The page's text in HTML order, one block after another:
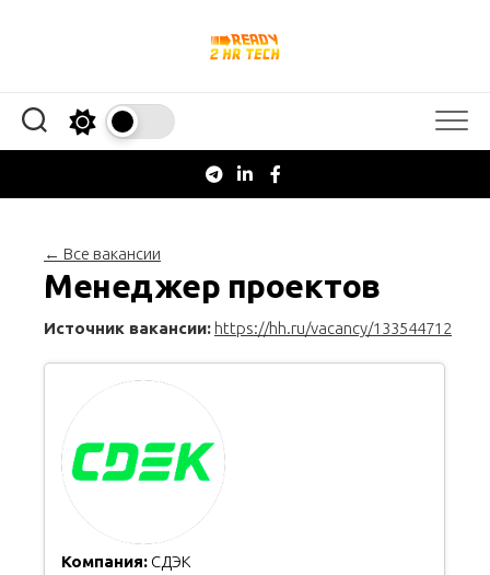
← Все вакансии
Менеджер проектов
Источник вакансии: https://hh.ru/vacancy/133544712
Компания: СДЭК